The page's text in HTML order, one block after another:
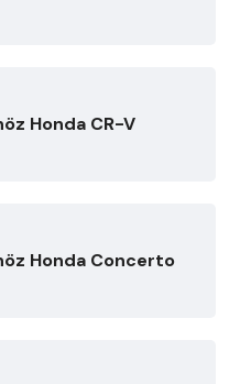
Honda CR-V
Honda Concerto